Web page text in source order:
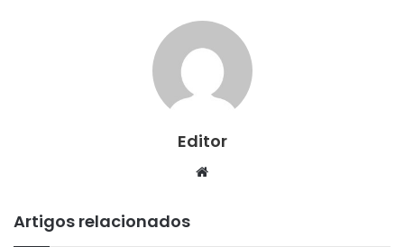
Editor
Website
Artigos relacionados